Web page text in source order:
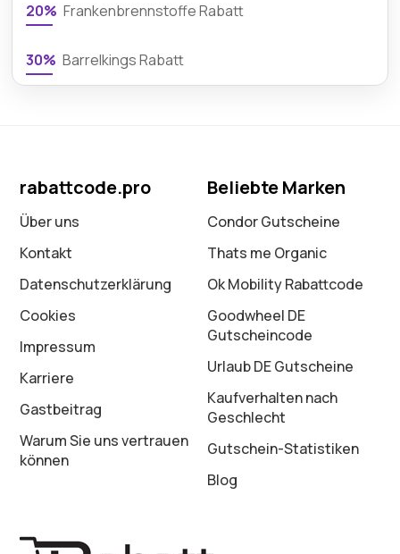
20% Frankenbrennstoffe Rabatt
30% Barrelkings Rabatt
rabattcode.pro
Über uns
Kontakt
Datenschutz­erklärung
Cookies
Impressum
Karriere
Gastbeitrag
Warum Sie uns vertrauen
können
Beliebte Marken
Condor Gutscheine
Thats me Organic
Ok Mobility Rabattcode
Goodwheel DE
Gutscheincode
Urlaub DE Gutscheine
Kaufverhalten nach
Geschlecht
Gutschein-Statistiken
Blog